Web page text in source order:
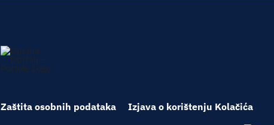
Zaštita osobnih podataka Izjava o korištenju Kolačića